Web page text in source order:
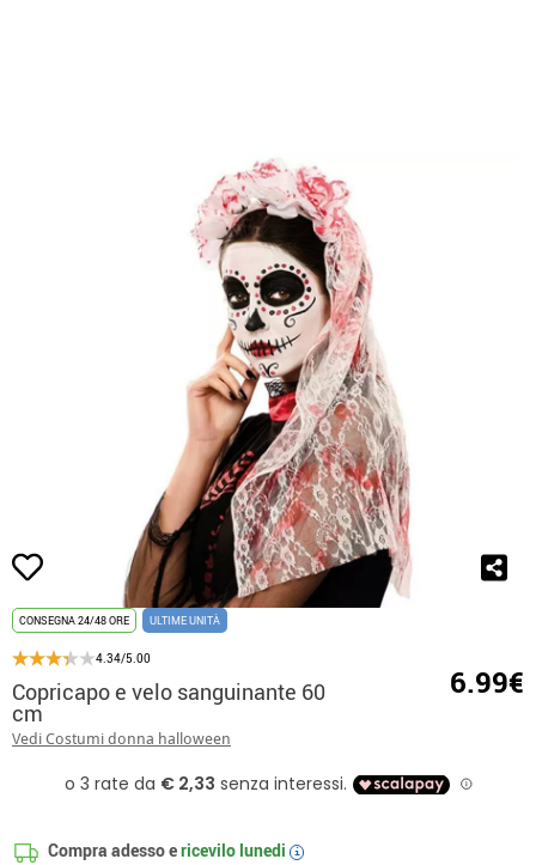
CONSEGNA 24/48 ORE ULTIME UNITÀ
4.34/5.00
Copricapo e velo sanguinante 60
cm
Vedi Costumi donna halloween
6.99€
Compra adesso ericevilolunedi i